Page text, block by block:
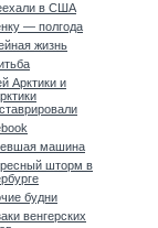
в США
— полгода
жизнь
Арктики и
машина
шторм в
будни
венгерских